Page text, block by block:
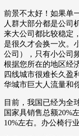
前景不太好！如果单
人群大部分都是公司
来大公司都比较稳定
是很久才会换一次。
公司），只有小公司
根据您所在的地区经
四线城市很难长久盈
华城市巨大人流量和
目前，我国已经为全
国家具销售总额20%
10%左右。办公椅行